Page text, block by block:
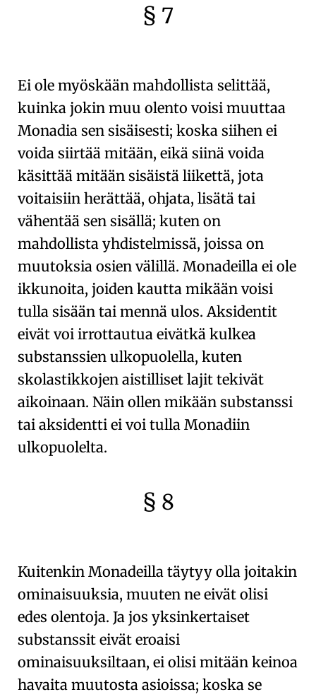
§ 7
Ei ole myöskään mahdollista selittää,
kuinka jokin muu olento voisi muuttaa
Monadia sen sisäisesti; koska siihen ei
voida siirtää mitään, eikä siinä voida
käsittää mitään sisäistä liikettä, jota
voitaisiin herättää, ohjata, lisätä tai
vähentää sen sisällä; kuten on
mahdollista yhdistelmissä, joissa on
muutoksia osien välillä. Monadeilla ei ole
ikkunoita, joiden kautta mikään voisi
tulla sisään tai mennä ulos. Aksidentit
eivät voi irrottautua eivätkä kulkea
substanssien ulkopuolella, kuten
skolastikkojen aistilliset lajit tekivät
aikoinaan. Näin ollen mikään substanssi
tai aksidentti ei voi tulla Monadiin
ulkopuolelta.
§ 8
Kuitenkin Monadeilla täytyy olla joitakin
ominaisuuksia, muuten ne eivät olisi
edes olentoja. Ja jos yksinkertaiset
substanssit eivät eroaisi
ominaisuuksiltaan, ei olisi mitään keinoa
havaita muutosta asioissa; koska se